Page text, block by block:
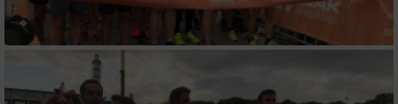
Performance